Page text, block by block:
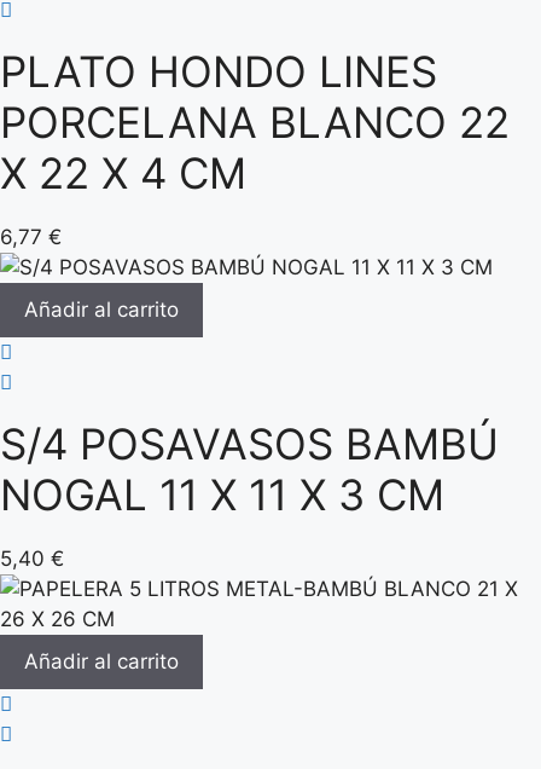
PLATO HONDO LINES
PORCELANA BLANCO 22
X 22 X 4 CM
6,77 €
Añadir al carrito
S/4 POSAVASOS BAMBÚ
NOGAL 11 X 11 X 3 CM
5,40 €
Añadir al carrito